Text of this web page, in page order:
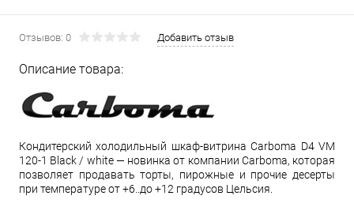
Отзывов: 0 Добавить отзыв
Описание товара:
Кондитерский холодильный шкаф-витрина Carboma D4 VM
120-1 Black / white — новинка от компании Carboma, которая
позволяет продавать торты, пирожные и прочие десерты
при температуре от +6..до +12 градусов Цельсия.